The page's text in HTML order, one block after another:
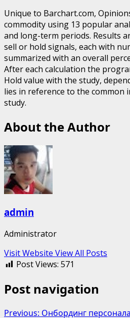
Unique to Barchart.com,
commodity using 13 popular
and long-term periods. Results
sell or hold signals, each with
summarized with an overall
After each calculation the
Hold value with the study,
lies in reference to the
study.
About the Author
admin
Administrator
Visit Website View All Posts
Post Views: 571
Post navigation
Previous: Онбординг